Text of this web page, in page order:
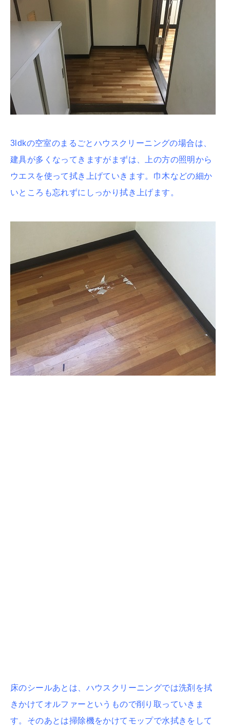
3ldkの空室のまるごとハウスクリーニングの場合は、
建具が多くなってきますがまずは、上の方の照明から
ウエスを使って拭き上げていきます。巾木などの細か
いところも忘れずにしっかり拭き上げます。
床のシールあとは、ハウスクリーニングでは洗剤を拭
きかけてオルファーというもので削り取っていきま
す。そのあとは掃除機をかけてモップで水拭きをして